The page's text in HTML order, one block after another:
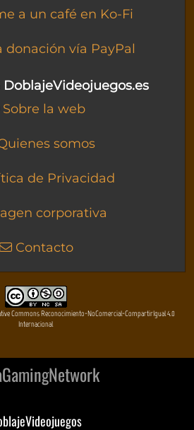
a un café en Ko-Fi
donación vía PayPal
DoblajeVideojuegos.es
Sobre la web
somos
de Privacidad
corporativa
Contacto
Commons Reconocimiento-NoComercial-CompartirIgual 4.0
Internacional